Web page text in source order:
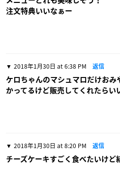
注文特典いいなぁー
2018年1月30日 at 6:38 PM 返信
ケロちゃんのマシュマロだけお
かってるけど販売してくれたら
2018年1月30日 at 8:20 PM 返信
チーズケーキすごく食べたいけど